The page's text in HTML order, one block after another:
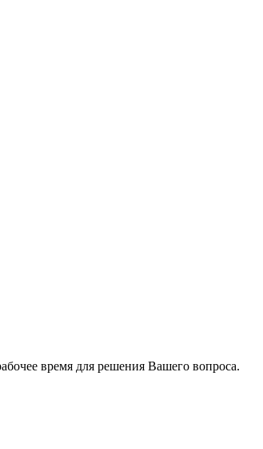
время для решения Вашего вопроса.